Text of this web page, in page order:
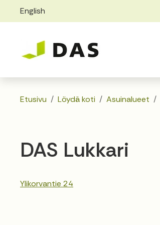
Skip to main content
English
Etusivu Löydä koti Asuinalueet
DAS Lukkari
Ylikorvantie 24